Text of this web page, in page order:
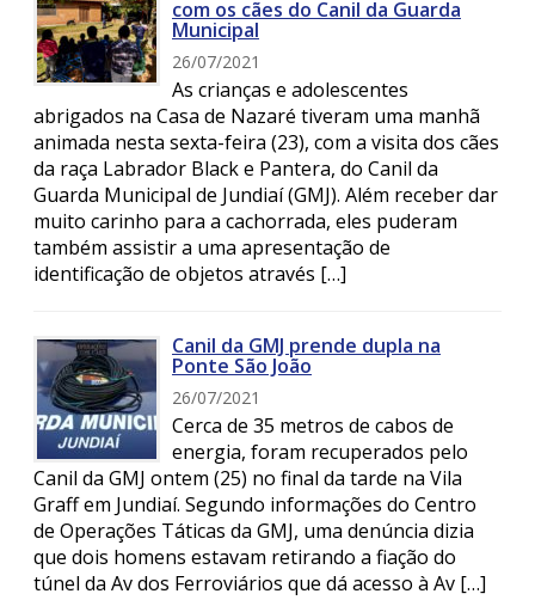
com os cães do Canil da Guarda
Municipal
26/07/2021
As crianças e adolescentes
abrigados na Casa de Nazaré tiveram uma manhã
animada nesta sexta-feira (23), com a visita dos cães
da raça Labrador Black e Pantera, do Canil da
Guarda Municipal de Jundiaí (GMJ). Além receber dar
muito carinho para a cachorrada, eles puderam
também assistir a uma apresentação de
identificação de objetos através […]
Canil da GMJ prende dupla na
Ponte São João
26/07/2021
Cerca de 35 metros de cabos de
energia, foram recuperados pelo
Canil da GMJ ontem (25) no final da tarde na Vila
Graff em Jundiaí. Segundo informações do Centro
de Operações Táticas da GMJ, uma denúncia dizia
que dois homens estavam retirando a fiação do
túnel da Av dos Ferroviários que dá acesso à Av […]